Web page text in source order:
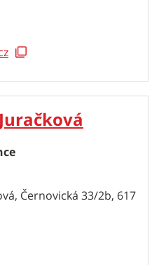
Černovická 33/2b, 617